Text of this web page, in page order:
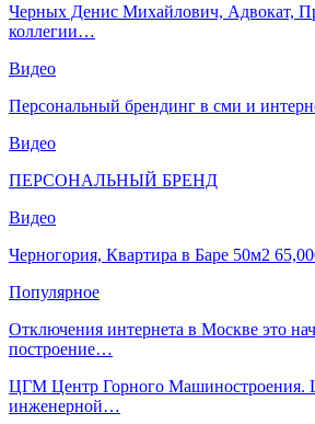
Черных Денис Михайлович, Адвокат,
коллегии…
Видео
Персональный брендинг в сми и
Видео
ПЕРСОНАЛЬНЫЙ БРЕНД
Видео
Черногория, Квартира в Баре 50м2
Популярное
Отключения интернета в Москве это
построение…
ЦГМ Центр Горного Машиностроения.
инженерной…